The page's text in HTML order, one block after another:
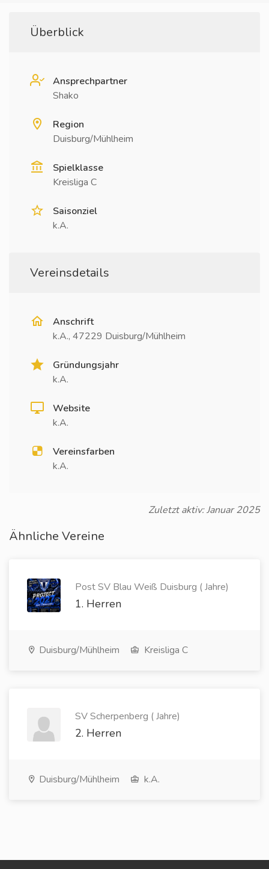
Überblick
Ansprechpartner
Shako
Region
Duisburg/Mühlheim
Spielklasse
Kreisliga C
Saisonziel
k.A.
Vereinsdetails
Anschrift
k.A., 47229 Duisburg/Mühlheim
Gründungsjahr
k.A.
Website
k.A.
Vereinsfarben
k.A.
Zuletzt aktiv: Januar 2025
Ähnliche Vereine
Post SV Blau Weiß Duisburg ( Jahre)
1. Herren
Duisburg/Mühlheim Kreisliga C
SV Scherpenberg ( Jahre)
2. Herren
Duisburg/Mühlheim k.A.